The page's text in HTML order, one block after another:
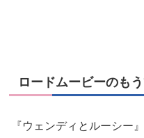
ロードムービーのも
『ウェンディとルーシー